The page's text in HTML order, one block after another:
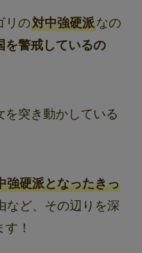
リの対中強硬派なの
を警戒しているの
を突き動かしている
強硬派となったきっ
など、その辺りを深
！